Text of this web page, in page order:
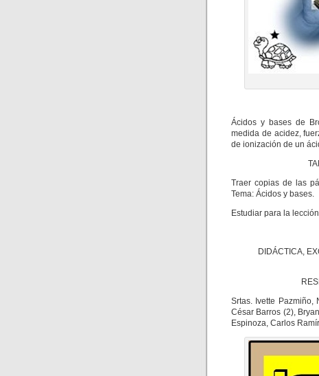
Ácidos y bases de
medida de acidez,
de ionización de un
Traer copias de las
Tema: Ácidos y bases.
Estudiar para la
DIDÁCTICA,
Srtas. Ivette Pazmiño,
César Barros (2),
Espinoza, Carlos